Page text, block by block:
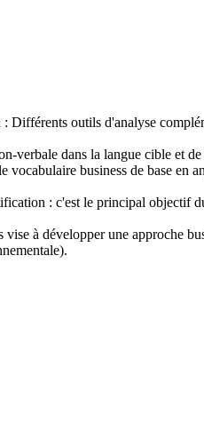
Différents outils d'analyse
verbale dans la langue cible et de
vocabulaire business de base en
: c'est le principal objectif
à développer une approche